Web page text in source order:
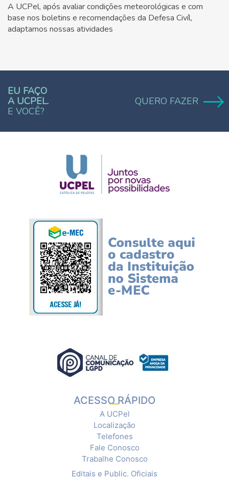
A UCPel, após avaliar condições meteorológicas e com
base nos boletins e recomendações da Defesa Civíl,
adaptamos nossas atividades
EU FAÇO
A UCPEL.
E VOCÊ?
QUERO FAZER
ACESSO RÁPIDO
A UCPel
Localização
Telefones
Fale Conosco
Trabalhe Conosco
Editais e Public. Oficiais